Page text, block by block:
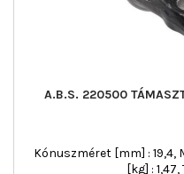
A.B.S. 220500
Kónuszméret [mm] : 19,4,
[kg] :